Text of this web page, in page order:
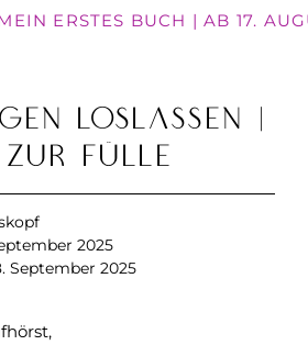
ERSTES BUCH | AB 17.
loslassen |
zur Fülle
2025
September 2025